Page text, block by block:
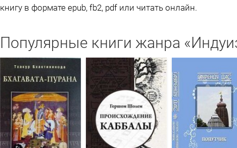
книгу в формате epub, fb2, pdf или читать онлайн.
Популярные книги жанра